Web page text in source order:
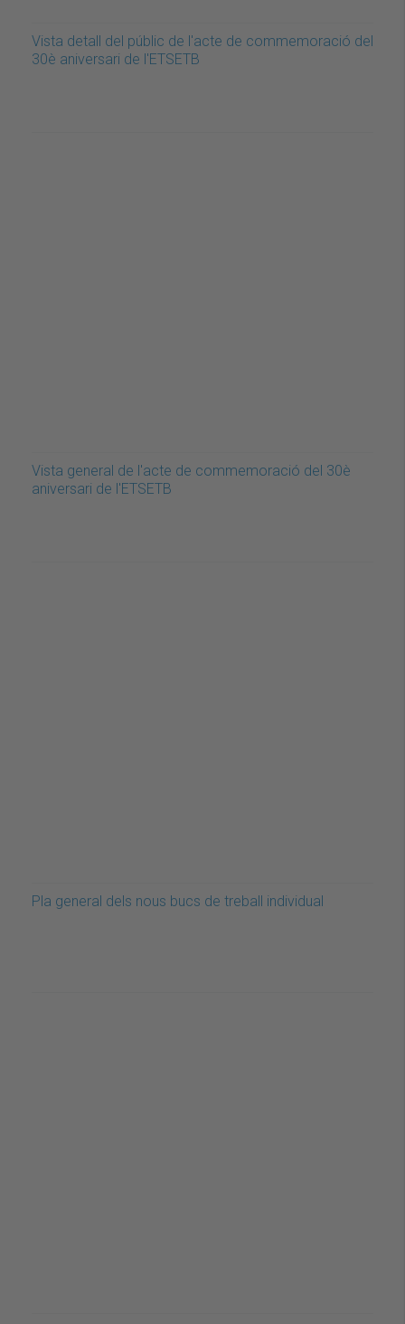
Vista detall del públic de l'acte de commemoració del
30è aniversari de l'ETSETB
Vista general de l'acte de commemoració del 30è
aniversari de l'ETSETB
Pla general dels nous bucs de treball individual